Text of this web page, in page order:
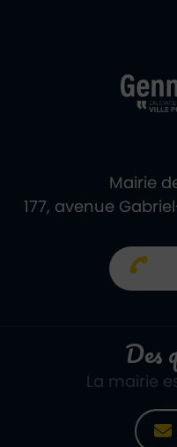
Mairie
177, avenue
Des
La mairie